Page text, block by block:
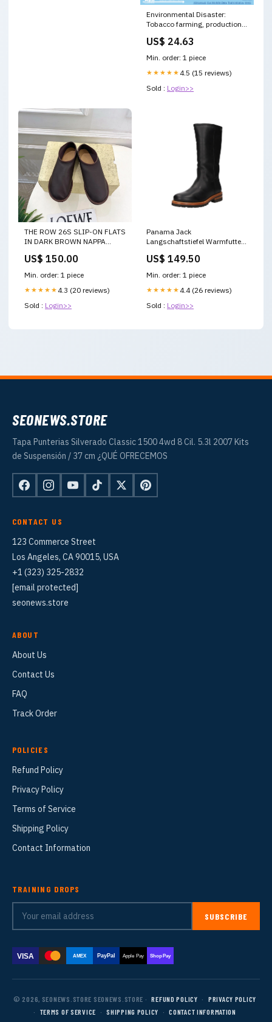
Environmental Disaster:
Tobacco farming, production,
Action on Smoking & Health
US$ 24.63
Min. order: 1 piece
★★★★★ 4.5 (15 reviews)
Sold : Login>>
THE ROW 26S SLIP-ON FLATS
IN DARK BROWN NAPPA
US$ 150.00
Min. order: 1 piece
★★★★★ 4.3 (20 reviews)
Sold : Login>>
Panama Jack
Langschaftstiefel Warmfutter
Größe:40.0
US$ 149.50
Min. order: 1 piece
★★★★★ 4.4 (26 reviews)
Sold : Login>>
SEONEWS.STORE
Tapa Punterias Silverado Classic 1500 4wd 8 Cil. 5.3l 2007 Kits
de Suspensión / 37 cm ¿QUÉ OFRECEMOS
CONTACT US
123 Commerce Street
Los Angeles, CA 90015, USA
+1 (323) 325-2832
[email protected]
seonews.store
ABOUT
About Us
Contact Us
FAQ
Track Order
POLICIES
Refund Policy
Privacy Policy
Terms of Service
Shipping Policy
Contact Information
TRAINING DROPS
SUBSCRIBE
VISA AMEX PayPal Apple Pay Shop Pay
© 2026, SEONEWS.STORE SEONEWS.STORE · REFUND POLICY ·
PRIVACY POLICY
·
TERMS OF SERVICE · SHIPPING POLICY · CONTACT INFORMATION